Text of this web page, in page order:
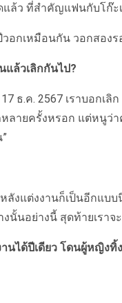
ล้ว ที่สำคัญแฟนกับโก๊ะเ
วอกเหมือนกัน วอกสองร
แล้วเลิกกันไป?
ธ.ค. 2567 เราบอกเ
หลายครั้งหรอก แต่หนูว่
ลังแต่งงานก็เป็นอีกแบ
นอย่างนี้ สุดท้ายเราจะ
นได้ปีเดียว โดนผู้หญิงทิ้